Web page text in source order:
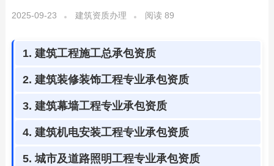
2025-09-23 建筑资质办理 阅读 89
1. 建筑工程施工总承包资质
2. 建筑装修装饰工程专业承包资质
3. 建筑幕墙工程专业承包资质
4. 建筑机电安装工程专业承包资质
5. 城市及道路照明工程专业承包资质